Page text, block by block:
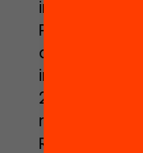
iniciativa
Programa
de Cultura
incentivar
2n i 1r de
monitors i
Rosa Sensat